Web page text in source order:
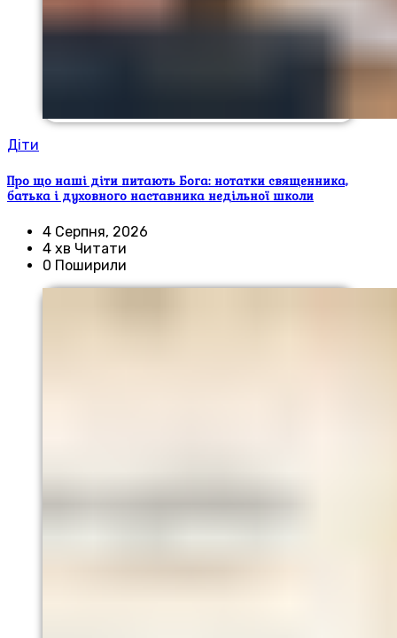
Діти
Про що наші діти питають Бога: нотатки священника,
батька і духовного наставника недільної школи
4 Серпня, 2026
4 хв Читати
0 Поширили